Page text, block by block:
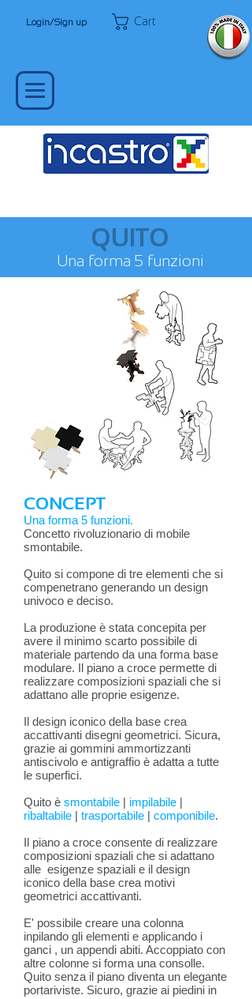
Login/Sign up Cart
QUITO
Una forma 5 funzioni
CONCEPT
Una forma 5 funzioni.
Concetto rivoluzionario di mobile
smontabile.
Quito si compone di tre elementi che si
compenetrano generando un design
univoco e deciso.
La produzione è stata concepita per
avere il minimo scarto possibile di
materiale partendo da una forma base
modulare. Il piano a croce permette di
realizzare composizioni spaziali che si
adattano alle proprie esigenze.
Il design iconico della base crea
accattivanti disegni geometrici. Sicura,
grazie ai gommini ammortizzanti
antiscivolo e antigraffio è adatta a tutte
le superfici.
Quito è smontabile | impilabile |
ribaltabile | trasportabile | componibile.
Il piano a croce consente di realizzare
composizioni spaziali che si adattano
alle esigenze spaziali e il design
iconico della base crea motivi
geometrici accattivanti.
E' possibile creare una colonna
inpilando gli elementi e applicando i
ganci , un appendi abiti. Accoppiato con
altre colonne si forma una consolle.
Quito senza il piano diventa un elegante
portariviste. Sicuro, grazie ai piedini in